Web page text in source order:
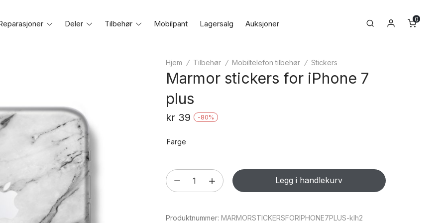
ToggleDeler
ToggleTilbehør
ToggleMobilpant Lagersalg Auksjoner Search Min konto
0
Hjem / Tilbehør / Mobiltelefon tilbehør / Stickers
Marmor stickers for iPhone 7
plus
kr39 -80%
Farge
Marmor
stickers
iPhone
Legg i handlekurv
Produktnummer: MARMORSTICKERSFORIPHONE7PLUS-klh2